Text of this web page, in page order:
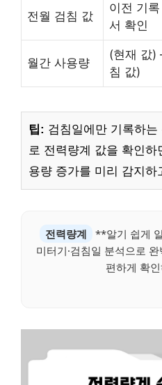
전월 검침 값
이전 기
서 확인
월간 사용량
(현재 값)
침 값)
팁: 검침일에만 기록하
로 전력량계 값을 확인
용량 증가를 미리 감지
전력량계
**알기 쉽게
미터기·검침일 분석으로
편하게 확